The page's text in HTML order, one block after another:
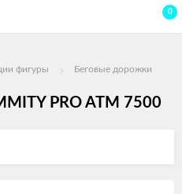
0
фигуры Беговые дорожки
PRO ATM 7500